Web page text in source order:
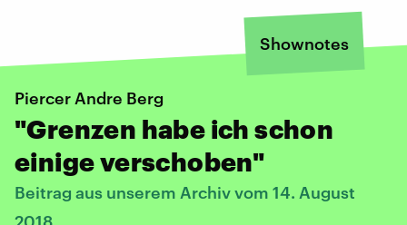
Shownotes
Piercer Andre Berg
"Grenzen habe ich schon
einige verschoben"
Beitrag aus unserem Archiv vom 14. August